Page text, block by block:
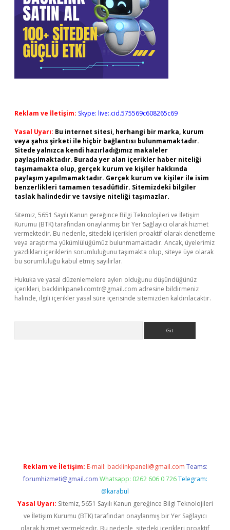
Reklam ve İletişim: Skype: live:.cid.575569c608265c69
Yasal Uyarı: Bu internet sitesi, herhangi bir marka, kurum
veya şahıs şirketi ile hiçbir bağlantısı bulunmamaktadır.
Sitede yalnızca kendi hazırladığımız makaleler
paylaşılmaktadır. Burada yer alan içerikler haber niteliği
taşımamakta olup, gerçek kurum ve kişiler hakkında
paylaşım yapılmamaktadır. Gerçek kurum ve kişiler ile isim
benzerlikleri tamamen tesadüfidir. Sitemizdeki bilgiler
taslak halindedir ve tavsiye niteliği taşımazlar.
Sitemiz, 5651 Sayılı Kanun gereğince Bilgi Teknolojileri ve İletişim
Kurumu (BTK) tarafından onaylanmış bir Yer Sağlayıcı olarak hizmet
vermektedir. Bu nedenle, sitedeki içerikleri proaktif olarak denetleme
veya araştırma yükümlülüğümüz bulunmamaktadır. Ancak, üyelerimiz
yazdıkları içeriklerin sorumluluğunu taşımakta olup, siteye üye olarak
bu sorumluluğu kabul etmiş sayılırlar.
Hukuka ve yasal düzenlemelere aykırı olduğunu düşündüğünüz
içerikleri, backlinkpanelicomtr@gmail.com adresine bildirmeniz
halinde, ilgili içerikler yasal süre içerisinde sitemizden kaldırılacaktır.
Reklam ve İletişim: E-mail: backlinkpaneli@gmail.com Teams:
forumhizmeti@gmail.com Whatsapp: 0262 606 0 726 Telegram:
@karabul
Yasal Uyarı: Sitemiz, 5651 Sayılı Kanun gereğince Bilgi Teknolojileri
ve İletişim Kurumu (BTK) tarafından onaylanmış bir Yer Sağlayıcı
olarak hizmet vermektedir. Bu nedenle, sitedeki içerikleri proaktif